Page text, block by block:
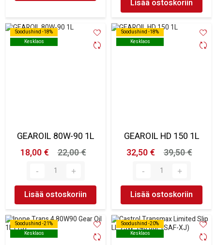
Lisää ostoskoriin
Soodushind -18%
Kesklaos
Soodushind -18%
Kesklaos
GEAROIL 80W-90 1L
18,00 €
22,00 €
Lisää ostoskoriin
Soodushind -18%
Kesklaos
Soodushind -18%
Kesklaos
GEAROIL HD 150 1L
32,50 €
39,50 €
Lisää ostoskoriin
Soodushind -21%
Kesklaos
Soodushind -21%
Kesklaos
Soodushind -20%
Kesklaos
Soodushind -20%
Kesklaos